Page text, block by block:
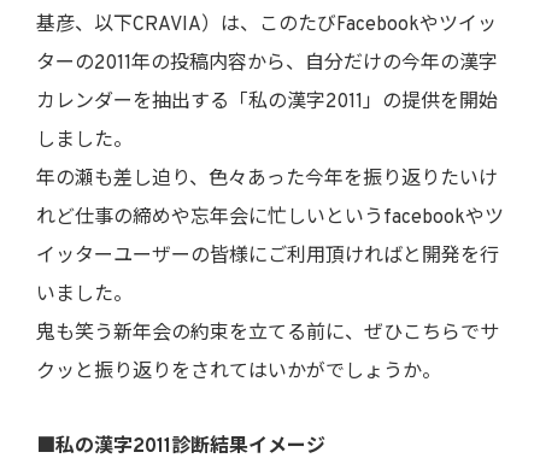
基彦、以下CRAVIA）は、このたびFacebookやツイッ
ターの2011年の投稿内容から、自分だけの今年の漢字
カレンダーを抽出する「私の漢字2011」の提供を開始
しました。
年の瀬も差し迫り、色々あった今年を振り返りたいけ
れど仕事の締めや忘年会に忙しいというfacebookやツ
イッターユーザーの皆様にご利用頂ければと開発を行
いました。
鬼も笑う新年会の約束を立てる前に、ぜひこちらでサ
クッと振り返りをされてはいかがでしょうか。
■私の漢字2011診断結果イメージ